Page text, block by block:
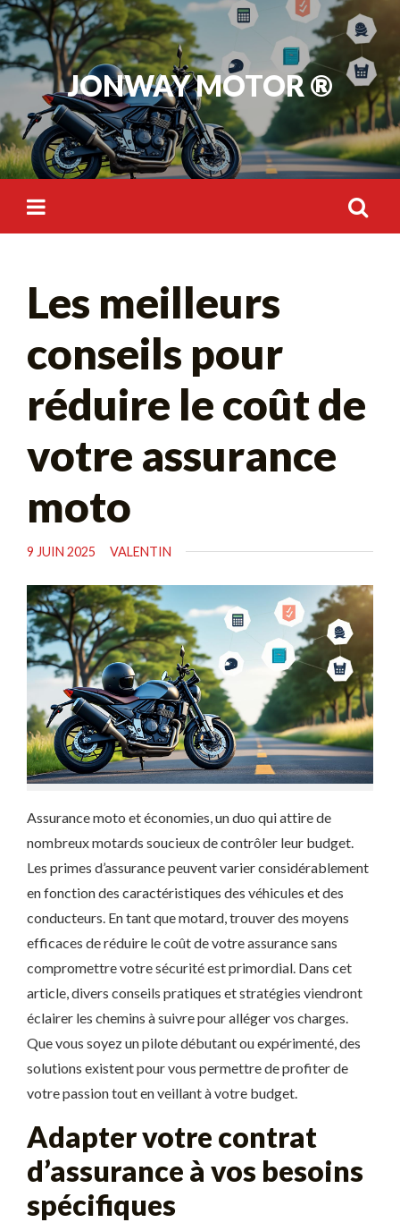
Skip
to
content
JONWAY MOTOR ®
Les meilleurs
conseils pour
réduire le coût de
votre assurance
moto
9 JUIN 2025 VALENTIN
Assurance moto et économies, un duo qui attire de
nombreux motards soucieux de contrôler leur budget.
Les primes d’assurance peuvent varier considérablement
en fonction des caractéristiques des véhicules et des
conducteurs. En tant que motard, trouver des moyens
efficaces de réduire le coût de votre assurance sans
compromettre votre sécurité est primordial. Dans cet
article, divers conseils pratiques et stratégies viendront
éclairer les chemins à suivre pour alléger vos charges.
Que vous soyez un pilote débutant ou expérimenté, des
solutions existent pour vous permettre de profiter de
votre passion tout en veillant à votre budget.
Adapter votre contrat
d’assurance à vos besoins
spécifiques